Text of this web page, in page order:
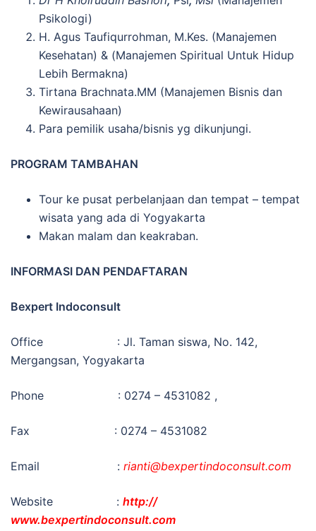
Psikologi)
H. Agus Taufiqurrohman, M.Kes. (Manajemen
Kesehatan) & (Manajemen Spiritual Untuk Hidup
Lebih Bermakna)
Tirtana Brachnata.MM (Manajemen Bisnis dan
Kewirausahaan)
Para pemilik usaha/bisnis yg dikunjungi.
PROGRAM TAMBAHAN
Tour ke pusat perbelanjaan dan tempat – tempat
wisata yang ada di Yogyakarta
Makan malam dan keakraban.
INFORMASI DAN PENDAFTARAN
Bexpert Indoconsult
Office : Jl. Taman siswa, No. 142,
Mergangsan, Yogyakarta
Phone : 0274 – 4531082 ,
Fax : 0274 – 4531082
Email : rianti@bexpertindoconsult.com
Website : http://
www.bexpertindoconsult.com